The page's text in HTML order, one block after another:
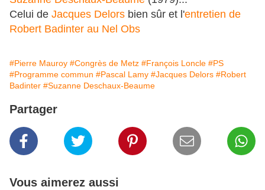
Celui de Jacques Delors bien sûr et l'entretien de
Robert Badinter au Nel Obs
#Pierre Mauroy #Congrès de Metz #François Loncle #PS
#Programme commun #Pascal Lamy #Jacques Delors #Robert
Badinter #Suzanne Deschaux-Beaume
Partager
Vous aimerez aussi